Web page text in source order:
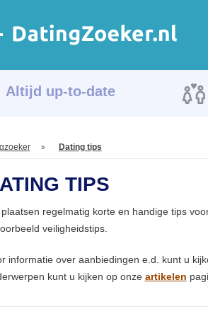
Altijd up-to-date
Dating tips
TIPS
plaatsen regelmatig korte en handige tips
veiligheidstips.
informatie over aanbiedingen e.d. kunt u
kunt u kijken op onze artikelen